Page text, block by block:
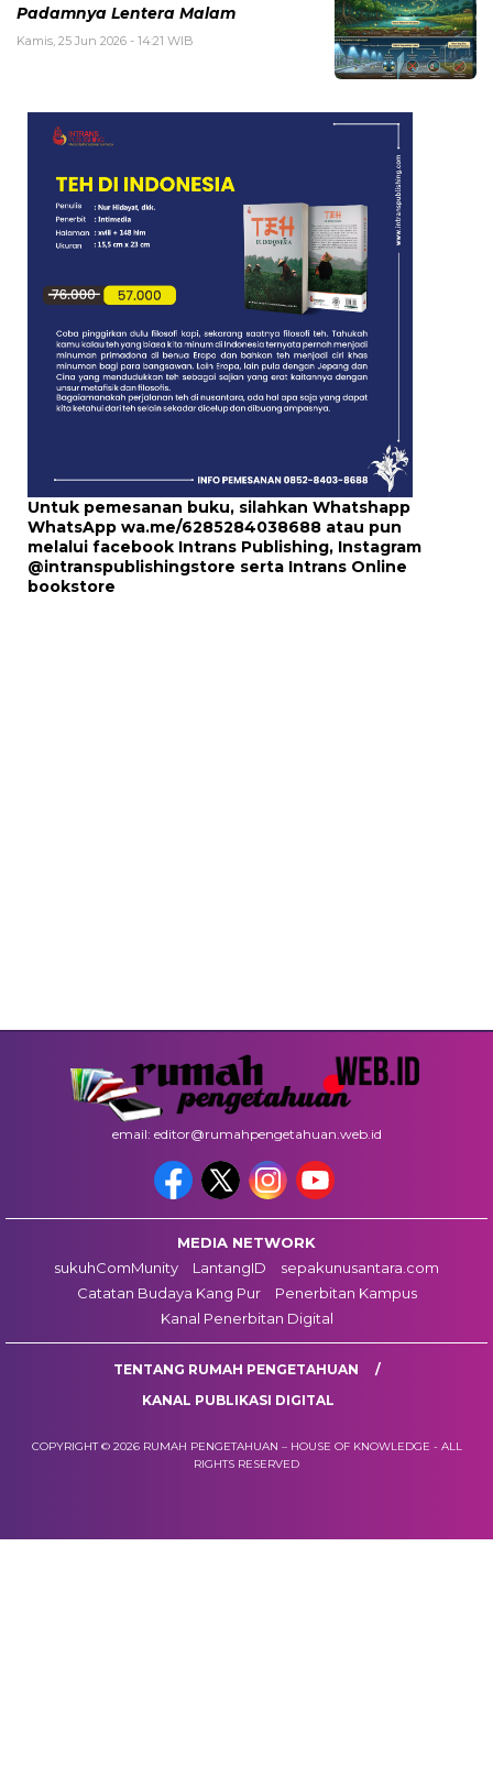
Padamnya Lentera Malam
Kamis, 25 Jun 2026 - 14:21 WIB
Untuk pemesanan buku, silahkan Whatshapp
WhatsApp wa.me/6285284038688 atau pun
melalui facebook Intrans Publishing, Instagram
@intranspublishingstore serta Intrans Online
bookstore
email: editor@rumahpengetahuan.web.id
MEDIA NETWORK
sukuhComMunity
LantangID
sepakunusantara.com
Catatan Budaya Kang Pur
Penerbitan Kampus
Kanal Penerbitan Digital
TENTANG RUMAH PENGETAHUAN
KANAL PUBLIKASI DIGITAL
COPYRIGHT © 2026 RUMAH PENGETAHUAN – HOUSE OF KNOWLEDGE - ALL
RIGHTS RESERVED